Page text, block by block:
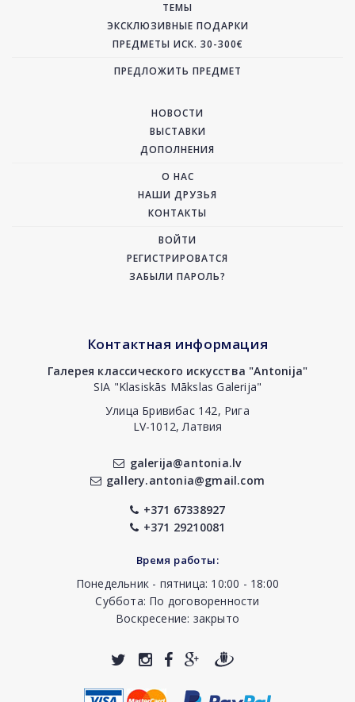
ТЕМЫ
ЭКСКЛЮЗИВНЫЕ ПОДАРКИ
ПРЕДМЕТЫ ИСК. 30-300€
ПРЕДЛОЖИТЬ ПРЕДМЕТ
НОВОСТИ
ВЫСТАВКИ
ДОПОЛНЕНИЯ
О НАС
НАШИ ДРУЗЬЯ
КОНТАКТЫ
ВОЙТИ
РЕГИСТРИРОВАТСЯ
ЗАБЫЛИ ПАРОЛЬ?
Контактная информация
Галерея классического искусства "Antonija"
SIA "Klasiskās Mākslas Galerija"
Улица Бривибас 142, Рига
LV-1012, Латвия
galerija@antonia.lv
gallery.antonia@gmail.com
+371 67338927
+371 29210081
Время работы:
Понедельник - пятница: 10:00 - 18:00
Суббота: По договоренности
Воскресение: закрыто